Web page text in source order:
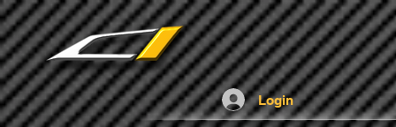
UA-136337164-1
Login